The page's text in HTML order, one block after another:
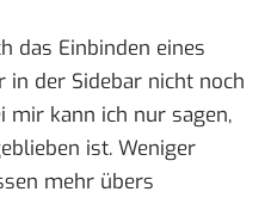
das Einbinden eines
der Sidebar nicht noch
mir kann ich nur sagen,
ist. Weniger
mehr übers